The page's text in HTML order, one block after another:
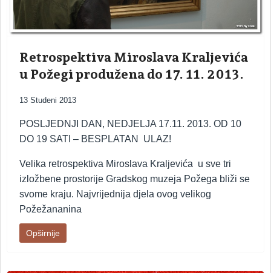
Retrospektiva Miroslava Kraljevića
u Požegi produžena do 17. 11. 2013.
13 Studeni 2013
POSLJEDNJI DAN, NEDJELJA 17.11. 2013. OD 10
DO 19 SATI – BESPLATAN ULAZ!
Velika retrospektiva Miroslava Kraljevića u sve tri
izložbene prostorije Gradskog muzeja Požega bliži se
svome kraju. Najvrijednija djela ovog velikog
Požežananina
Opširnije